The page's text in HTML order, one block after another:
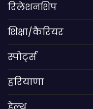
रिलेशनशिप
शिक्षा/कैरियर
स्पोर्ट्स
हरियाणा